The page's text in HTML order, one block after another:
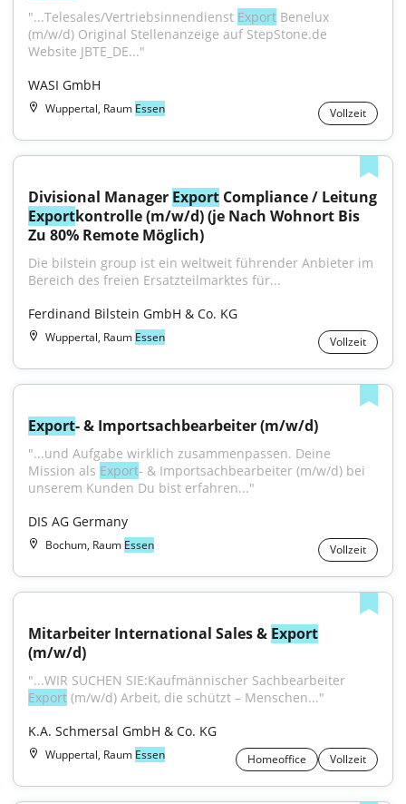
"...Telesales/Vertriebsinnendienst Export Benelux
(m/w/d) Original Stellenanzeige auf StepStone.de
Website JBTE_DE..."
WASI GmbH
Wuppertal, Raum Essen Vollzeit
Divisional Manager Export
Exportkontrolle (m/w/d) (je Nach Wohnort Bis
Zu 80% Remote Möglich)
Die bilstein group ist ein weltweit führender Anbieter im
Bereich des freien Ersatzteilmarktes für...
Ferdinand Bilstein GmbH & Co. KG
Wuppertal, Raum Essen Vollzeit
Export- & Importsachbearbeiter (m/w/d)
"...und Aufgabe wirklich zusammenpassen. Deine
Mission als Export- & Importsachbearbeiter (m/w/d) bei
unserem Kunden Du bist erfahren..."
DIS AG Germany
Bochum, Raum Essen Vollzeit
Mitarbeiter International Sales & Export
(m/w/d)
Export (m/w/d) Arbeit, die schützt – Menschen..."
K.A. Schmersal GmbH & Co. KG
Wuppertal, Raum Essen Homeoffice Vollzeit